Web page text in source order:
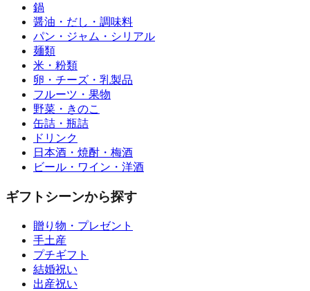
鍋
醤油・だし・調味料
パン・ジャム・シリアル
麺類
米・粉類
卵・チーズ・乳製品
フルーツ・果物
野菜・きのこ
缶詰・瓶詰
ドリンク
日本酒・焼酎・梅酒
ビール・ワイン・洋酒
ギフトシーンから探す
贈り物・プレゼント
手土産
プチギフト
結婚祝い
出産祝い